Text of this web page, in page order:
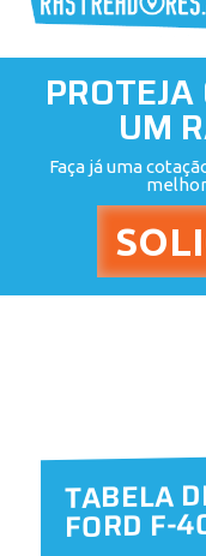
UM
Faça já uma
TABELA
FORD F-